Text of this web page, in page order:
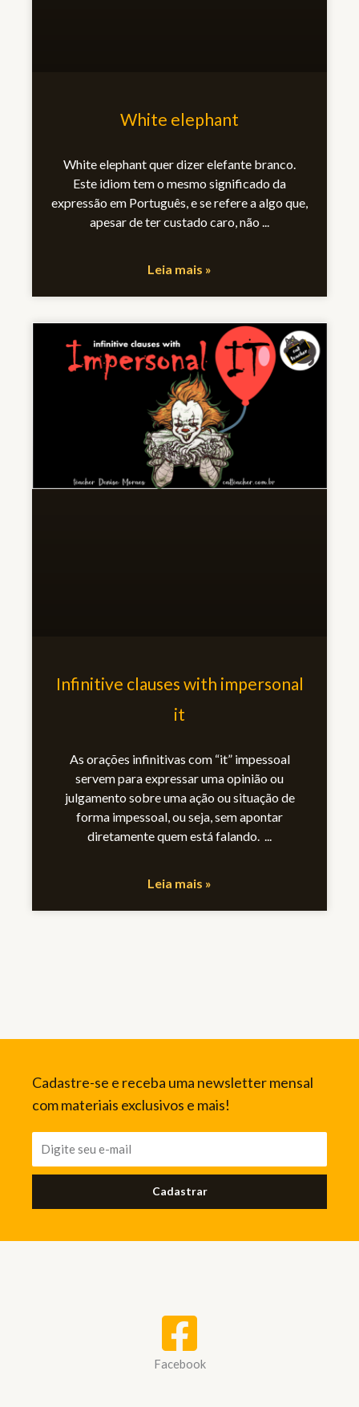
White elephant
White elephant quer dizer elefante branco.
Este idiom tem o mesmo significado da
expressão em Português, e se refere a algo que,
apesar de ter custado caro, não
Leia mais »
Infinitive clauses with impersonal
it
As orações infinitivas com “it” impessoal
servem para expressar uma opinião ou
julgamento sobre uma ação ou situação de
forma impessoal, ou seja, sem apontar
diretamente quem está falando.
Leia mais »
Cadastre-se e receba uma newsletter mensal
com materiais exclusivos e mais!
Cadastrar
Facebook